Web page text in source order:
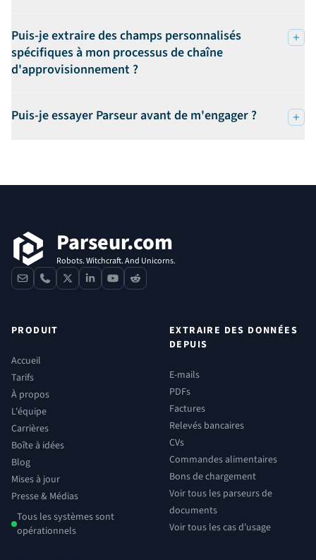
Puis-je extraire des champs personnalisés
spécifiques à mon processus de chaîne
d'approvisionnement ?
Puis-je essayer Parseur avant de m'engager ?
Parseur.com
Robots. Witchcraft. And Unicorns.
contactphone
x linkedinyoutube
reddit
PRODUIT
Accueil
Tarifs
À propos
L'équipe
Carrières
Boîte à idées
Blog
Mises à jour
Presse & Médias
Tous les systèmes sont
opérationnels
EXTRAIRE DES DONNÉES
DEPUIS
E-mails
PDFs
Factures
Relevés bancaires
CVs
Commandes alimentaires
Bons de chargement
Voir tous les parseurs de
documents
Voir tous les cas d'usage